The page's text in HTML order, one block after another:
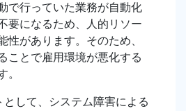
で行っていた業務が自動化
要になるため、人的リソー
性があります。そのため、
ことで雇用環境が悪化する
。
して、システム障害による